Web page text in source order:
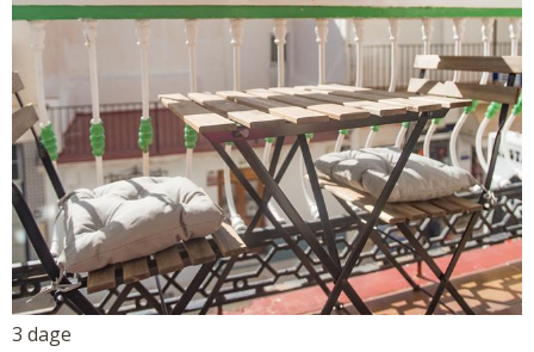
3 dage